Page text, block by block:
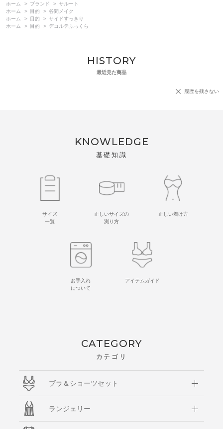
ホーム
> ブランド > サルート
ホーム
> 目的 > 谷間メイク
ホーム
> 目的 > サイドすっきり
ホーム
> 目的 > デコルテふっくら
HISTORY
最近見た商品
履歴を残さない
KNOWLEDGE
基礎知識
サイズ
一覧
正しいサイズの
測り方
正しい着け方
お手入れ
について
アイテムガイド
CATEGORY
カテゴリ
ブラ＆ショーツセット
ランジェリー